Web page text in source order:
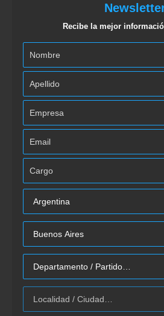
Recibe la mejor